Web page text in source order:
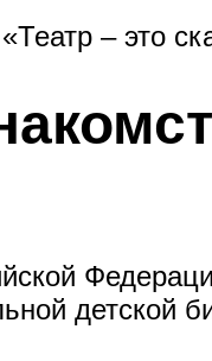
– это
детской